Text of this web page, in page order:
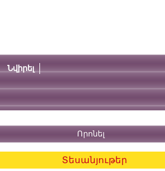
Նվիրել
Տեսանյութեր